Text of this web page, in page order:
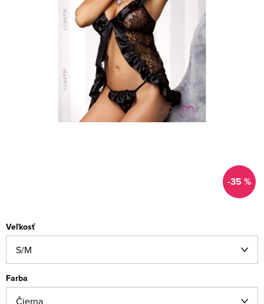
-35 %
Veľkosť
Farba